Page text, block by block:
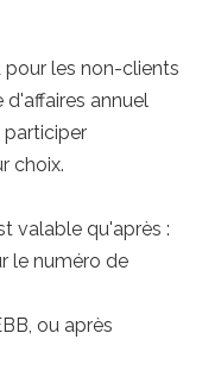
les non-clients
annuel
choix.
valable qu'après :
le numéro de
ou après